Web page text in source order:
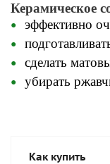
Керамическое
эффективно
сделать
убирать
Как купить